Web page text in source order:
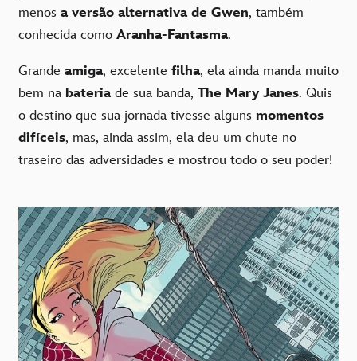
menos a versão alternativa de Gwen, também
conhecida como Aranha-Fantasma.
Grande amiga, excelente filha, ela ainda manda muito
bem na bateria de sua banda, The Mary Janes. Quis
o destino que sua jornada tivesse alguns momentos
difíceis, mas, ainda assim, ela deu um chute no
traseiro das adversidades e mostrou todo o seu poder!